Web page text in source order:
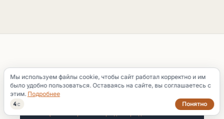
— QA-контроль перед передачей
Мы используем файлы cookie, чтобы сайт работал корректно и им
было удобно пользоваться. Оставаясь на сайте, вы соглашаетесь с
этим. Подробнее
3с Понятно